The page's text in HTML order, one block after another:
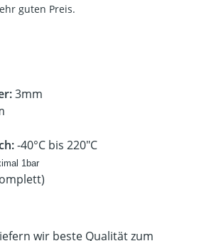
guten Preis.
3mm
-40°C bis 220"C
1bar
wir beste Qualität zum